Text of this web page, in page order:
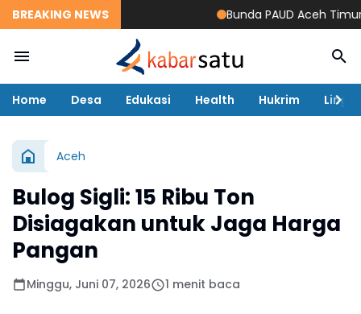
BREAKING NEWS Bunda PAUD Aceh Timur
Home Desa Edukasi Health Hukrim
Aceh
Bulog Sigli: 15 Ribu Ton
Disiagakan untuk Jaga Harga
Pangan
Minggu, Juni 07, 2026 1 menit baca